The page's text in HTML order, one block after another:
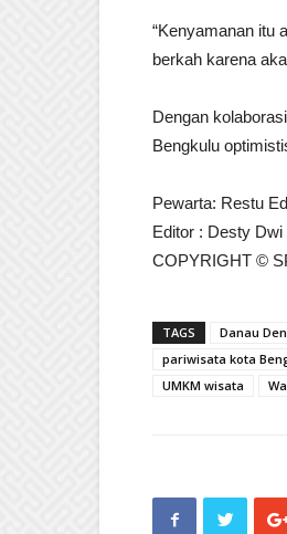
“Kenyamanan itu
berkah karena
Dengan
Bengkulu
Pewarta: Restu
Editor : Desty Dwi
COPYRIGHT ©
TAGS Danau
pariwisata kota
UMKM wisata